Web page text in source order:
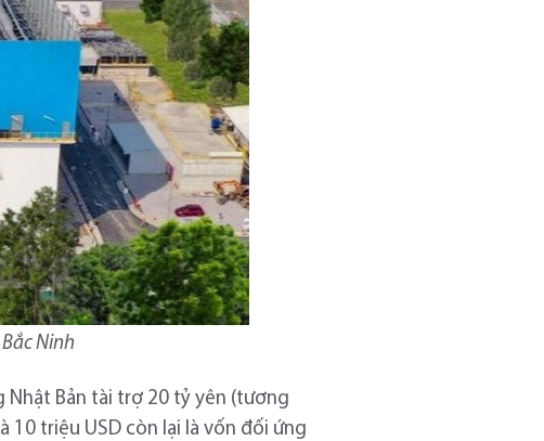
Ninh
Nhật Bản tài trợ 20 tỷ yên (tương
10 triệu USD còn lại là vốn đối ứng